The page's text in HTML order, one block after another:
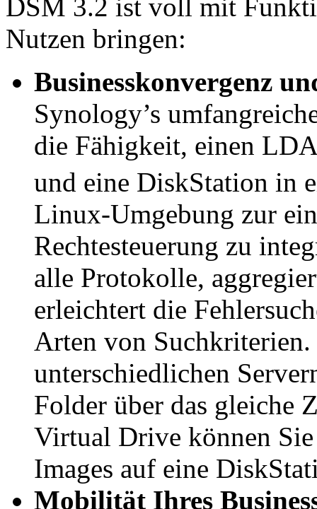
DSM 3.2 ist voll mit
Nutzen bringen:
Businesskonvergenz
Synology’s
die Fähigkeit, einen
und eine DiskStation in
Linux-Umgebung zur
Rechtesteuerung zu
alle Protokolle,
erleichtert die
Arten von
unterschiedlichen
Folder über das gleiche
Virtual Drive können
Images auf eine
Mobilität Ihres